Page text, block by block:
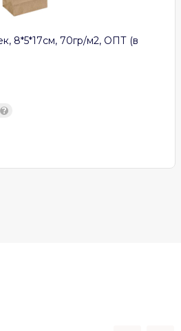
8*5*17см, 70гр/м2, ОПТ (в
?